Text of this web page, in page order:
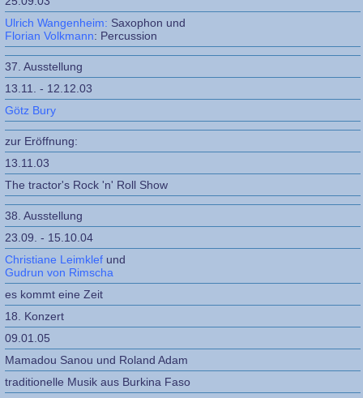
Ulrich Wangenheim: Saxophon und
Florian Volkmann: Percussion
37. Ausstellung
13.11. - 12.12.03
Götz Bury
zur Eröffnung:
13.11.03
The tractor's Rock 'n' Roll Show
38. Ausstellung
23.09. - 15.10.04
Christiane Leimklef und
Gudrun von Rimscha
es kommt eine Zeit
18. Konzert
09.01.05
Mamadou Sanou und Roland Adam
traditionelle Musik aus Burkina Faso